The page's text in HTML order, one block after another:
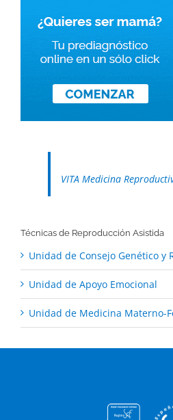
VITA Medicina
Técnicas de Reproducción Asistida
Unidad de Consejo Genético y
Unidad de Apoyo Emocional
Unidad de Medicina Materno-